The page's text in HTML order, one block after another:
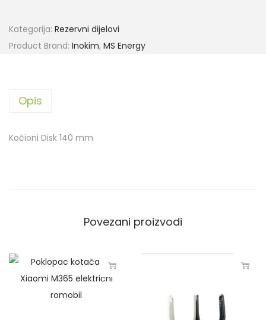
Kategorija: Rezervni dijelovi
Product Brand: Inokim, MS Energy
Opis
Kočioni Disk 140 mm
Povezani proizvodi